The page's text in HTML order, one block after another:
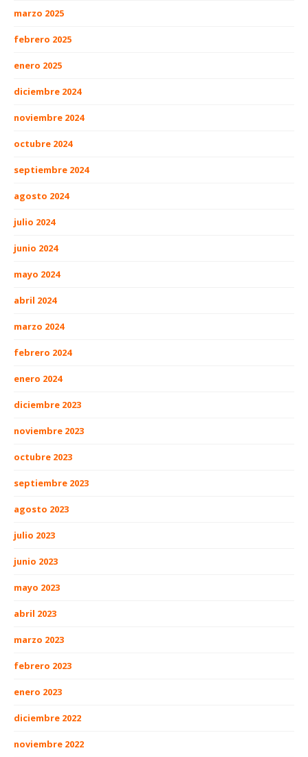
marzo 2025
febrero 2025
enero 2025
diciembre 2024
noviembre 2024
octubre 2024
septiembre 2024
agosto 2024
julio 2024
junio 2024
mayo 2024
abril 2024
marzo 2024
febrero 2024
enero 2024
diciembre 2023
noviembre 2023
octubre 2023
septiembre 2023
agosto 2023
julio 2023
junio 2023
mayo 2023
abril 2023
marzo 2023
febrero 2023
enero 2023
diciembre 2022
noviembre 2022